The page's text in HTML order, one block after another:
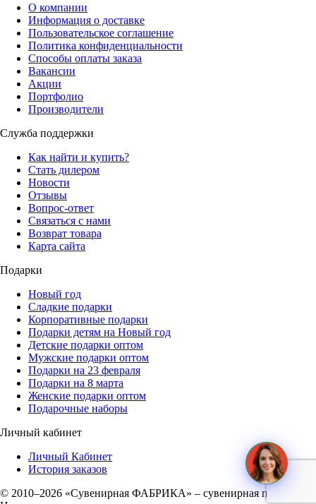
О компании
Информация о доставке
Пользовательское соглашение
Политика конфиденциальности
Способы оплаты заказа
Вакансии
Акции
Портфолио
Производители
Служба поддержки
Как найти и купить?
Стать дилером
Новости
Отзывы
Вопрос-ответ
Связаться с нами
Возврат товара
Карта сайта
Подарки
Новый год
Сладкие подарки
Корпоративные подарки
Подарки детям на Новый год
Детские подарки оптом
Мужские подарки оптом
Подарки на 23 февраля
Подарки на 8 марта
Женские подарки оптом
Подарочные наборы
Личный кабинет
Личный Кабинет
История заказов
© 2010–2026 «Сувенирная ФАБРИКА» – сувенирная продукция